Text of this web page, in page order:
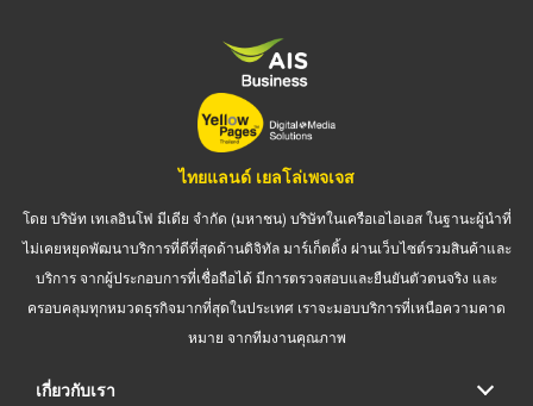
ไทยแลนด์ เยลโล่เพจเจส
โดย บริษัท เทเลอินโฟ มีเดีย จำกัด (มหาชน) บริษัทในเครือเอไอเอส ในฐานะผู้นำที่
ไม่เคยหยุดพัฒนาบริการที่ดีที่สุดด้านดิจิทัล มาร์เก็ตติ้ง ผ่านเว็บไซต์รวมสินค้าและ
บริการ จากผู้ประกอบการที่เชื่อถือได้ มีการตรวจสอบและยืนยันตัวตนจริง และ
ครอบคลุมทุกหมวดธุรกิจมากที่สุดในประเทศ เราจะมอบบริการที่เหนือความคาด
หมาย จากทีมงานคุณภาพ
เกี่ยวกับเรา